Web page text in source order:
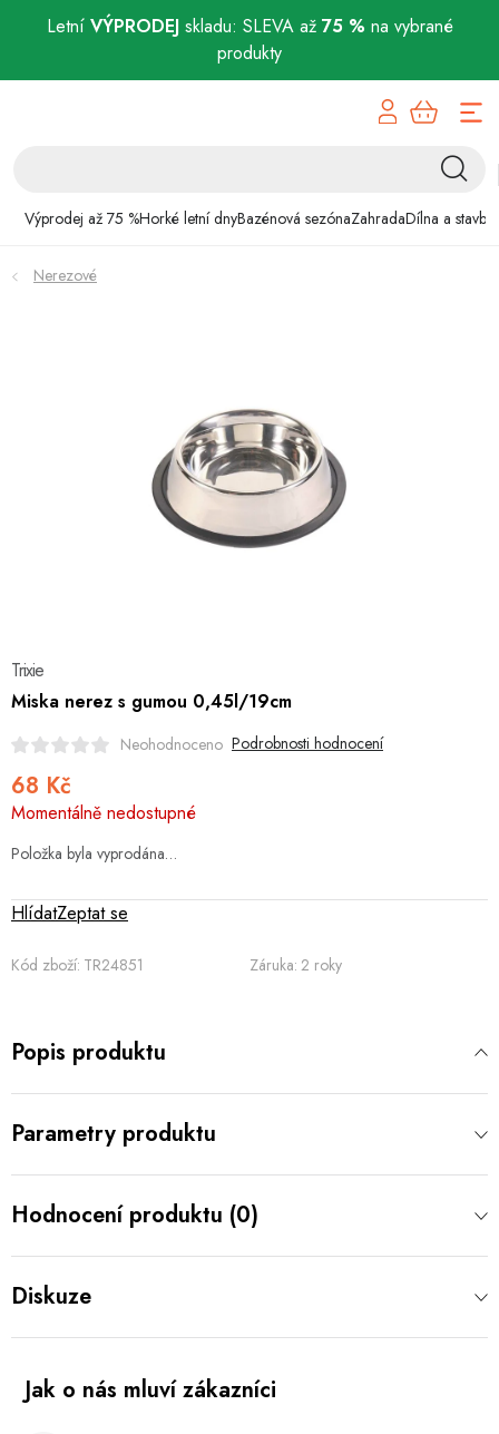
Letní VÝPRODEJskladu: SLEVA až 75 % na vybrané
produkty
Výprodej až 75 %Horké letní dnyBazénová sezónaZahradaDílna a stavba
Bazénová sezóna
Zahrada
Chovatelské potřeby
Akční ceny
Půjčovna
Vrácení a reklamace
Podmínky ochrany osobních údajů
Obchodní podmínky pro podnikatele
Nerezové
68 Kč
cena:
Položka byla vyprodána…
Momentálně nedostupné
Kód zboží: TR24851 Záruka: 2 roky
Zeptat se
Hlídat
Trixie
Miska nerez s gumou 0,45l/19cm
Neohodnoceno Podrobnosti hodnocení
Popis produktu
Parametry produktu
Hodnocení produktu (0)
Diskuze